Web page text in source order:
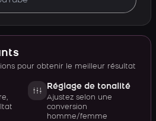
pour obtenir le meilleur résultat
Réglage de tonalité
Ajustez selon une
conversion
homme/femme